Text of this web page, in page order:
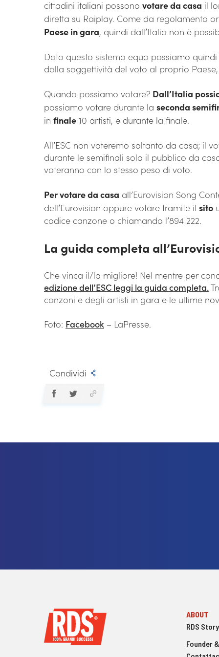
cittadini italiani possono votare da casa il
diretta su Raiplay. Come da regolamento
Paese in gara, quindi dall’Italia non è
Dato questo sistema equo possiamo
dalla soggettività del voto al proprio
Quando possiamo votare? Dall’Italia
possiamo votare durante la seconda
in finale 10 artisti, e durante la finale.
All’ESC non voteremo soltanto da casa; il
durante le semifinali solo il pubblico da
voteranno con lo stesso peso di voto.
Per votare da casa all’Eurovision Song
dell’Eurovision oppure votare tramite il sito
codice canzone o chiamando l’894 222.
La guida completa
Che vinca il/la migliore! Nel mentre per
edizione dell’ESC leggi la guida completa.
canzoni e degli artisti in gara e le ultime
Foto: Facebook – LaPresse.
Condividi
ABOUT
RDS Story
Founder